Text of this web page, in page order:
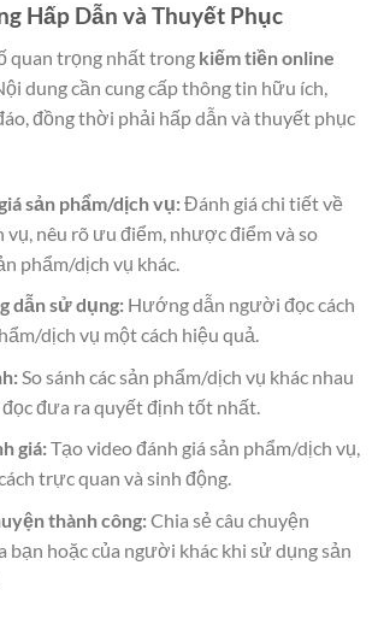
Hấp Dẫn và Thuyết Phục
quan trọng nhất trong kiếm tiền online
dung cần cung cấp thông tin hữu ích,
đồng thời phải hấp dẫn và thuyết phục
sản phẩm/dịch vụ:Đánh giá chi tiết về
vụ, nêu rõ ưu điểm, nhược điểm và so
phẩm/dịch vụ khác.
dẫn sử dụng:Hướng dẫn người đọc cách
dịch vụ một cách hiệu quả.
So sánh các sản phẩm/dịch vụ khác nhau
đưa ra quyết định tốt nhất.
giá:Tạo video đánh giá sản phẩm/dịch vụ,
trực quan và sinh động.
thành công:Chia sẻ câu chuyện
bạn hoặc của người khác khi sử dụng sản